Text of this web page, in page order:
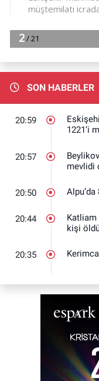
SON HABERLER
20:59
1221’i
20:57
mevlidi
20:50
20:44
Katliam
kişi
20:35